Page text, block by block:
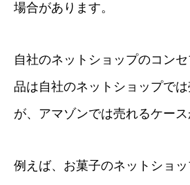
場合があります。
自社のネットショップのコン
品は自社のネットショップで
が、アマゾンでは売れるケース
例えば、お菓子のネットショ